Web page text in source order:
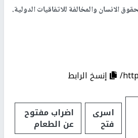
الانسان والمخالفة للاتفاقيات الدولية.
إنسخ الرابط
اسرى
فتح
اضراب مفتوح
عن الطعام